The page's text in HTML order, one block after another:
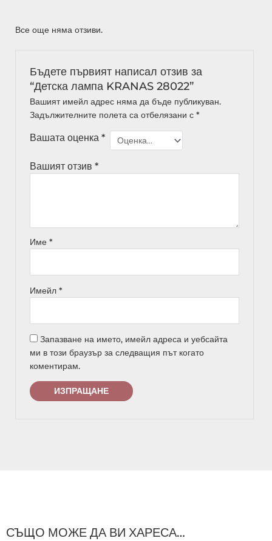
Все още няма отзиви.
Бъдете първият написал отзив за
“Детска лампа KRANAS 28022”
Вашият имейл адрес няма да бъде публикуван.
Задължителните полета са отбелязани с *
Вашата оценка *
Вашият отзив *
Име *
Имейл *
Запазване на името, имейл адреса и уебсайта
ми в този браузър за следващия път когато
коментирам.
СЪЩО МОЖЕ ДА ВИ ХАРЕСА…